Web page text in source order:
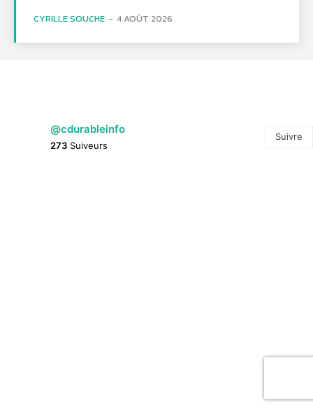
CYRILLE SOUCHE - 4 AOÛT 2026
@cdurableinfo
273 Suiveurs
Suivre